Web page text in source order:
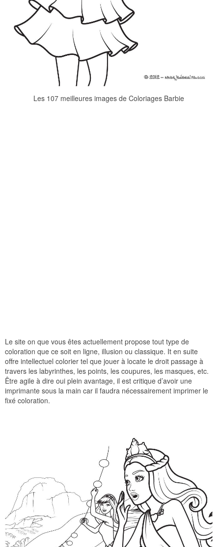
Les 107 meilleures images de Coloriages Barbie
Le site on que vous êtes actuellement propose tout type de
coloration que ce soit en ligne, illusion ou classique. It en suite
offre intellectuel colorier tel que jouer à locate le droit passage à
travers les labyrinthes, les points, les coupures, les masques, etc.
Être agile à dire oui plein avantage, il est critique d’avoir une
imprimante sous la main car il faudra nécessairement imprimer le
fixé coloration.